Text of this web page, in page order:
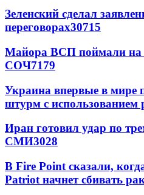
Зеленский сделал
переговорах30715
Майора ВСП поймали
СОЧ7179
Украина впервые в мире
штурм с использованием
Иран готовил удар по
СМИ3028
В Fire Point сказали,
Patriot начнет сбивать